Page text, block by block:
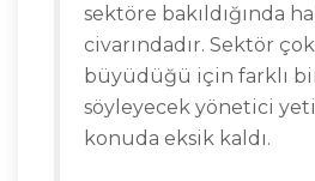
sektöre bakıldığında
civarındadır. Sektör çok
büyüdüğü için farklı
söyleyecek yönetici
konuda eksik kaldı.